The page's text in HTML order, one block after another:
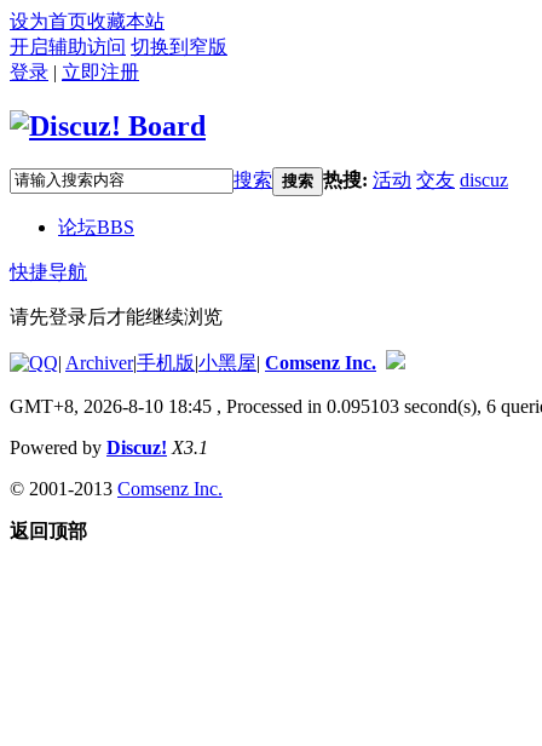
设为首页收藏本站
开启辅助访问 切换到窄版
登录 | 立即注册
搜索 搜索 热搜: 活动 交友 discuz
论坛BBS
快捷导航
请先登录后才能继续浏览
| Archiver|手机版|小黑屋| Comsenz Inc.
GMT+8, 2026-8-10 18:45 , Processed in 0.095103 second(s), 6
Powered by Discuz! X3.1
© 2001-2013 Comsenz Inc.
返回顶部